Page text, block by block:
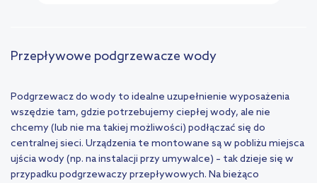
Przepływowe podgrzewacze wody
Podgrzewacz do wody to idealne uzupełnienie wyposażenia
wszędzie tam, gdzie potrzebujemy ciepłej wody, ale nie
chcemy (lub nie ma takiej możliwości) podłączać się do
centralnej sieci. Urządzenia te montowane są w pobliżu miejsca
ujścia wody (np. na instalacji przy umywalce) – tak dzieje się w
przypadku podgrzewaczy przepływowych. Na bieżąco